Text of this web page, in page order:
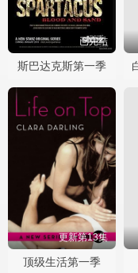
已完结
斯巴达克斯第一季
更新第13集
顶级生活第一季